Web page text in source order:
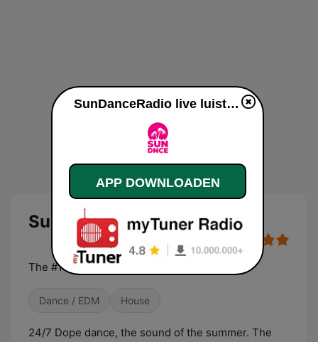
SunDanceRadio
The #1 Dance Station
Dance / EDM House
24/7 Dope dance, the sound of the summer. The
SunDanceRadio live luisteren
APP DOWNLOADEN